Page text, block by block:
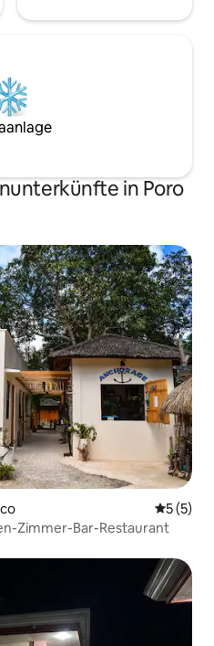
in Poro
5 (5)
Zimmer-Bar-Restaurant